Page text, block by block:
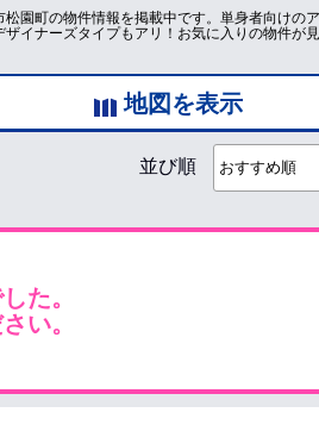
園町の物件情報を掲載中です。単身者向けの
イナーズタイプもアリ！お気に入りの物件が
地図を表示
並び順
た。
い。